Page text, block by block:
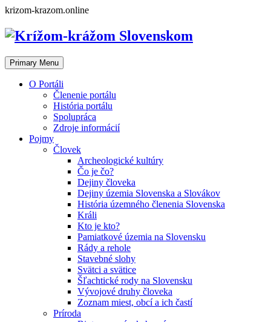
Skip
content
krizom-krazom.online
Primary Menu
O Portáli
Členenie portálu
História portálu
Spolupráca
Zdroje informácií
Pojmy
Človek
Archeologické kultúry
Čo je čo?
Dejiny človeka
Dejiny územia Slovenska a Slovákov
História územného členenia Slovenska
Králi
Kto je kto?
Pamiatkové územia na Slovensku
Rády a rehole
Stavebné slohy
Svätci a svätice
Šľachtické rody na Slovensku
Vývojové druhy človeka
Zoznam miest, obcí a ich častí
Príroda